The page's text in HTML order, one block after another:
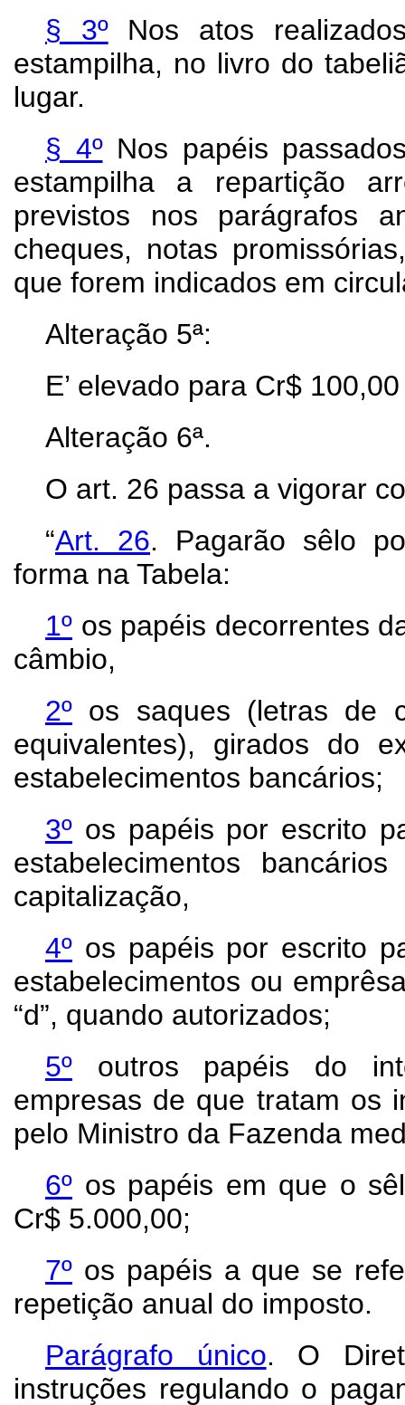
§ 3ºNos atos
estampilha, no livro do
lugar.
§ 4ºNos papéis
estampilha a repartição
previstos nos parágrafos
cheques, notas
que forem indicados em
Alteração 5ª:
E’ elevado para Cr$
Alteração 6ª.
O art. 26 passa a vigorar
“Art. 26. Pagarão sêlo
forma na Tabela:
1º os papéis decorrentes
câmbio,
2º os saques (letras de
equivalentes), girados do
estabelecimentos bancários;
3º os papéis por escrito
estabelecimentos
capitalização,
4º os papéis por escrito
estabelecimentos ou
“d”, quando autorizados;
5º outros papéis do
empresas de que tratam os
pelo Ministro da Fazenda
6º os papéis em que o
Cr$ 5.000,00;
7º os papéis a que se
repetição anual do imposto.
Parágrafo único. O
instruções regulando o